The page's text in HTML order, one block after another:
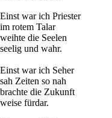
Einst war ich Priester
im rotem Talar
weihte die Seelen
seelig und wahr.
Einst war ich Seher
sah Zeiten so nah
brachte die Zukunft
weise fürdar.